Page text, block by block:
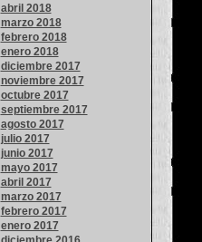
abril 2018
marzo 2018
febrero 2018
enero 2018
diciembre 2017
noviembre 2017
octubre 2017
septiembre 2017
agosto 2017
julio 2017
junio 2017
mayo 2017
abril 2017
marzo 2017
febrero 2017
enero 2017